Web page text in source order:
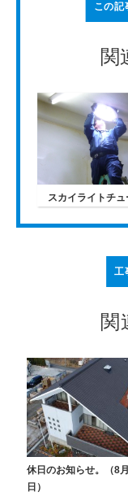
この記
関
スカイライトチ
工
関
休日のお知らせ。（8
日）